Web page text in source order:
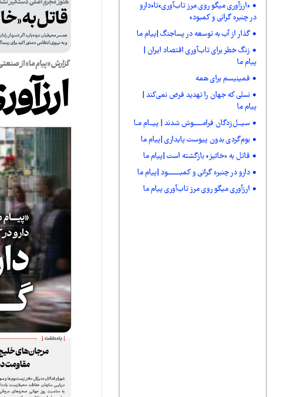
«ارزآوری میگو روی مرز تاب‌آوری»تا«دارو
در چنبره گرانی و کمبود»
گذار از آب به توسعه در پساجنگ |پیام ما
زنگ خطر برای تاب‌آوری اقتصاد ایران |
پیام ما
فمینیسم برای همه
نسلی که جهان را تهدید فرض نمی‌کند |
پیام ما
سیــل‌زدگان فرامـــــوش شدند | پیــام مـا
بوم‌گردی بدون پیوست پایداری |پیام ما
قاتل به «خائیز» بازگشته است |پیام ما
دارو در چنبره گرانی و کمبـــــــود |پیام ما
ارزآوری میگو روی مرز تاب‌آوری پیام ما